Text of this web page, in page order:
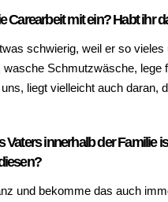
Carearbeit mit ein? Habt ihr
schwierig, weil er so
wasche Schmutzwäsche,
liegt vielleicht auch
Vaters innerhalb der Familie
und bekomme das auch